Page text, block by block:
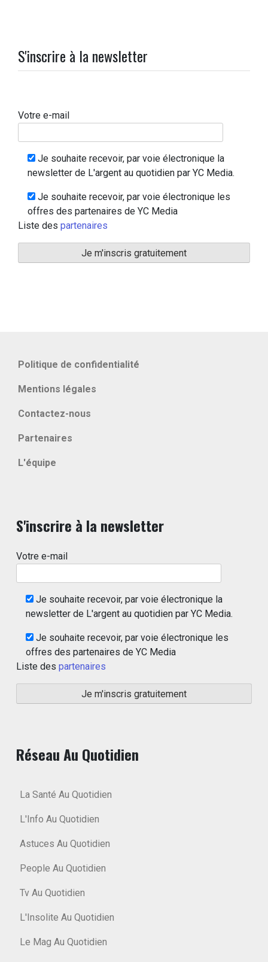
S'inscrire à la newsletter
Votre e-mail
Je souhaite recevoir, par voie électronique la
newsletter de L'argent au quotidien par YC Media.
Je souhaite recevoir, par voie électronique les
offres des partenaires de YC Media
Liste des partenaires
Politique de confidentialité
Mentions légales
Contactez-nous
Partenaires
L'équipe
S'inscrire à la newsletter
Votre e-mail
Je souhaite recevoir, par voie électronique la
newsletter de L'argent au quotidien par YC Media.
Je souhaite recevoir, par voie électronique les
offres des partenaires de YC Media
Liste des partenaires
Réseau Au Quotidien
La Santé Au Quotidien
L'Info Au Quotidien
Astuces Au Quotidien
People Au Quotidien
Tv Au Quotidien
L'Insolite Au Quotidien
Le Mag Au Quotidien